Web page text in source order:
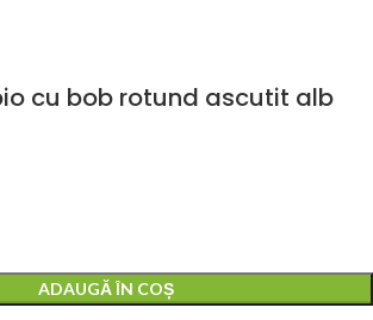
cu bob rotund ascutit alb
ADAUGĂ ÎN COȘ